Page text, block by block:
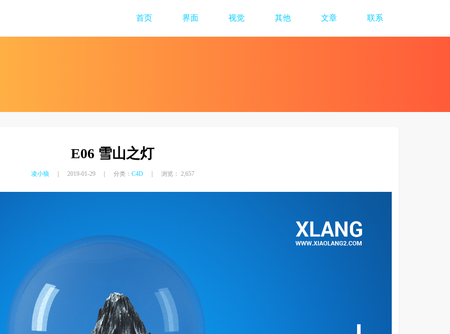
首页 界面 视觉 其他 文章 联系
E06 雪山之灯
凌小狼 ｜ 2019-01-29 ｜ 分类： C4D｜ 浏览： 2,657